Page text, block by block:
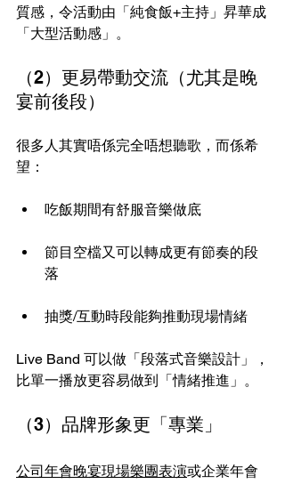
質感，令活動由「純食飯+主持」昇華成
「大型活動感」。
（2）更易帶動交流（尤其是晚
宴前後段）
很多人其實唔係完全唔想聽歌，而係希
望：
吃飯期間有舒服音樂做底
節目空檔又可以轉成更有節奏的段
落
抽獎/互動時段能夠推動現場情緒
Live Band 可以做「段落式音樂設計」，
比單一播放更容易做到「情緒推進」。
（3）品牌形象更「專業」
公司年會晚宴現場樂團表演或企業年會